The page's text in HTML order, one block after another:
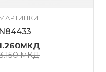
МАРТИНКИ
N84433
1.260МКД
МКД